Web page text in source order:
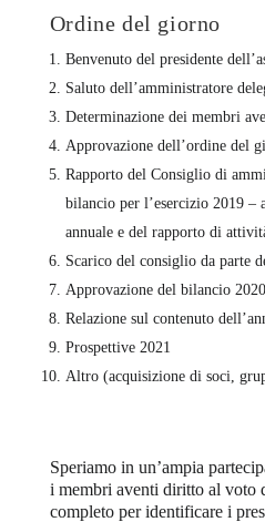
Ordine del giorno
Benvenuto del presidente
Saluto dell’amministratore
Determinazione dei membri
Approvazione dell’ordine del
Rapporto del Consiglio di
bilancio per l’esercizio 2019 –
annuale e del rapporto di
Scarico del consiglio da parte
Approvazione del bilancio 2020
Relazione sul contenuto
Prospettive 2021
Altro (acquisizione di soci,
Speriamo in un’ampia
i membri aventi diritto al voto
completo per identificare i